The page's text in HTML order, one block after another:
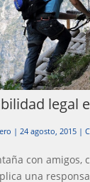
legal
| 24 agosto, 2015|
con amigos,
una